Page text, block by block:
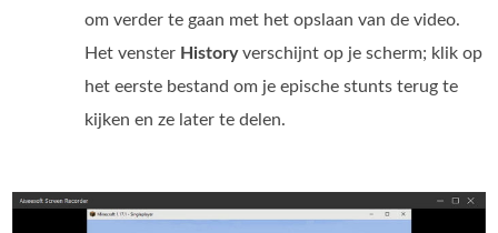
om verder te gaan met het opslaan van de video.
Het venster Historyverschijnt op je scherm; klik op
het eerste bestand om je epische stunts terug te
kijken en ze later te delen.